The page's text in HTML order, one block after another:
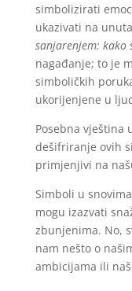
simbolizirati
ukazivati na
sanjarenjem: kako
nagađanje; to je
simboličkih
ukorijenjene u
Posebna vještina
dešifriranje ovih
primjenjivi na
Simboli u
mogu izazvati
zbunjenima. No,
nam nešto o
ambicijama ili